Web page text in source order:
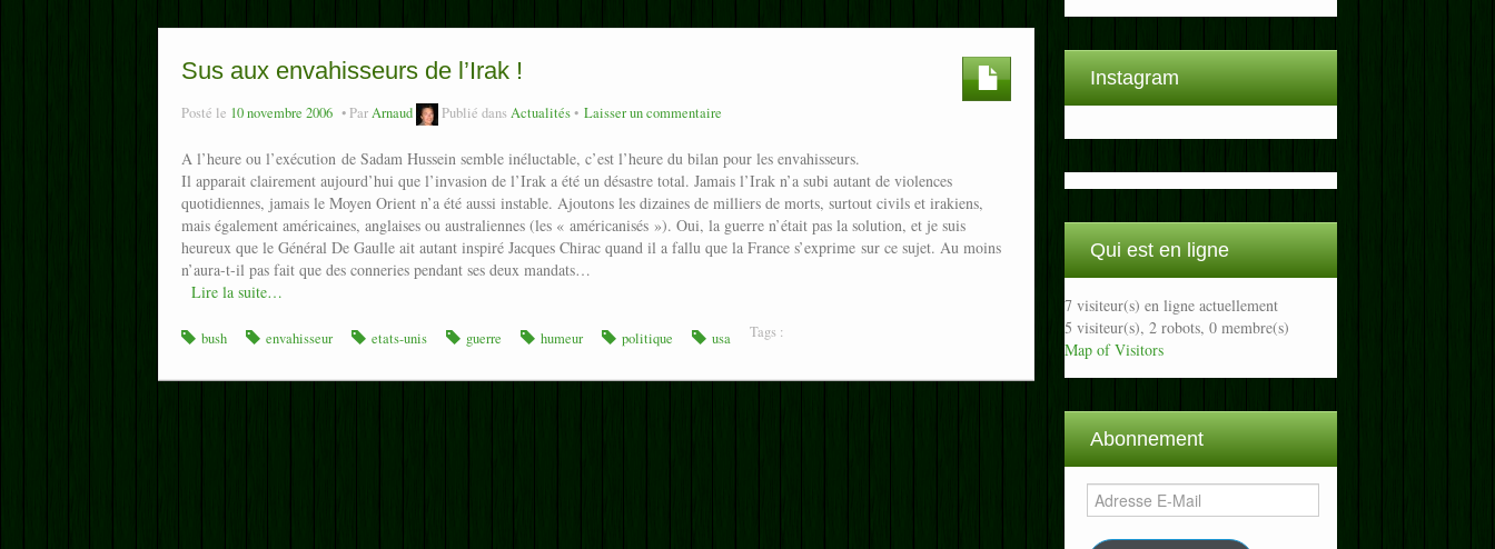
Sus aux envahisseurs de l’Irak !
Posté le 10 novembre 2006 ParArnaud Publié dansActualités Laisser un commentaire
A l’heure ou l’exécution de Sadam Hussein semble inéluctable, c’est l’heure du bilan pour les envahisseurs.
Il apparait clairement aujourd’hui que l’invasion de l’Irak a été un désastre total. Jamais l’Irak n’a subi autant de violences
quotidiennes, jamais le Moyen Orient n’a été aussi instable. Ajoutons les dizaines de milliers de morts, surtout civils et irakiens,
mais également américaines, anglaises ou australiennes (les « américanisés »). Oui, la guerre n’était pas la solution, et je suis
heureux que le Général De Gaulle ait autant inspiré Jacques Chirac quand il a fallu que la France s’exprime sur ce sujet. Au moins
n’aura-t-il pas fait que des conneries pendant ses deux mandats…
Lire la suite…
Tags :
bush envahisseur etats-unis guerre humeur politique usa
Instagram
Qui est en ligne
7 visiteur(s) en ligne actuellement
5 visiteur(s), 2 robots, 0 membre(s)
Map of Visitors
Abonnement
Adresse
E-
Mail